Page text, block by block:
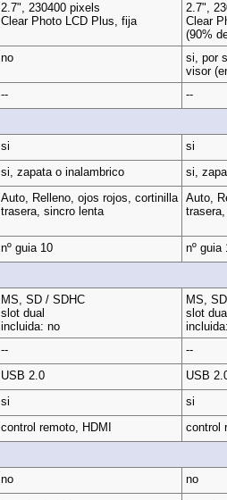
2.7", 230400 pixels
Clear Photo LCD Plus, fija
2.7",
Clear
(90%
no
si, por
visor
--
--
si
si
si, zapata o inalambrico
si,
Auto, Relleno, ojos rojos, cortinilla
trasera, sincro lenta
Auto,
nº guia 10
nº guia
MS, SD / SDHC
slot dual
incluida: no
MS,
slot
--
--
USB 2.0
USB
si
si
control remoto, HDMI
control
no
no